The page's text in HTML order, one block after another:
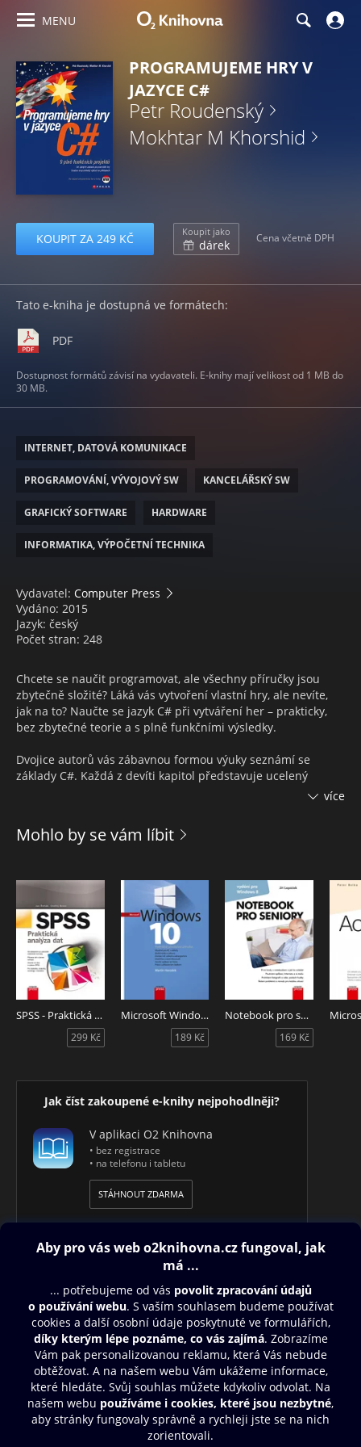
MENU
PROGRAMUJEME HRY V
JAZYCE C#
Petr Roudenský
Mokhtar M Khorshid
KOUPIT ZA 249 KČ Koupit jako
dárek Cena včetně DPH
Tato e-kniha je dostupná ve formátech:
PDF
Dostupnost formátů závisí na vydavateli. E-knihy mají velikost od 1 MB do
30 MB.
INTERNET, DATOVÁ KOMUNIKACE
PROGRAMOVÁNÍ, VÝVOJOVÝ SW KANCELÁŘSKÝ SW
GRAFICKÝ SOFTWARE HARDWARE
INFORMATIKA, VÝPOČETNÍ TECHNIKA
Vydavatel: Computer Press
Vydáno: 2015
Jazyk: český
Počet stran: 248
Chcete se naučit programovat, ale všechny příručky jsou
zbytečně složité? Láká vás vytvoření vlastní hry, ale nevíte,
jak na to? Naučte se jazyk C# při vytváření her – prakticky,
bez zbytečné teorie a s plně funkčními výsledky.
Dvojice autorů vás zábavnou formou výuky seznámí se
základy C#. Každá z devíti kapitol představuje ucelený
čtenáři předkládány na praktické bázi v podobě nové
výsledek.
Publikace vás mimo jiné naučí, jak:
* Korektně zpracovat všechny možné vstupy od hráče
* Navrhnout logiku a hlavní smyčku hry
* Průběžně počítat hráčovo skóre
* Vytvářet nepřátele a modelovat jejich chování
* Zobrazovat a pracovat s herní mapou
* Pohybovat s herní postavou v prostředí hry
O autorech:
Logica, externě spolupracuje v oblasti počítačových her s
tuzemskou společností Conquest Entertainment a.s. Je
V knize se podílel na většině textu a konceptu aplikací.
Mokhtar M. Khorshid pracuje jako výzkumník v oboru umělé
inteligence na univerzitě v Albertě. Je držitelem Microsft
Certified Professional, s technologií .NET pracuje od roku
2004. Jako zkušený vývojář s praxí v oblasti počítačových her
se podílel se na úpravách textu a je autorem ukázek kódu.
více
Mohlo by se vám líbit
SPSS - Praktická analýza dat
299 Kč
Microsoft Windows 10
189 Kč
Notebook pro seniory: Vydání pro Windows 8
169 Kč
Jak číst zakoupené e-knihy nejpohodlněji?
V aplikaci O2 Knihovna
• bez registrace
• na telefonu i tabletu
STÁHNOUT ZDARMA
Obsah ke stažení
Moje O2 Knihovna
Další zábava
© O2 Czech Republic a.s.